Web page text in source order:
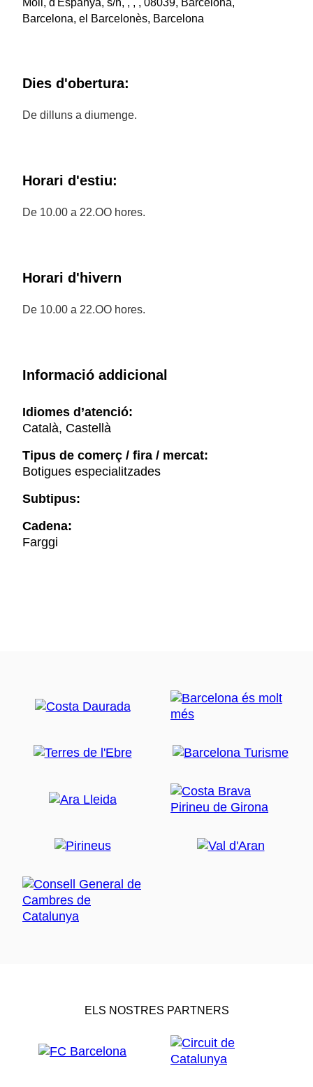
Moll, d'Espanya, s/n, , , , 08039, Barcelona,
Barcelona, el Barcelonès, Barcelona
Dies d'obertura:
De dilluns a diumenge.
Horari d'estiu:
De 10.00 a 22.OO hores.
Horari d'hivern
De 10.00 a 22.OO hores.
Informació addicional
Idiomes d’atenció:
Català, Castellà
Tipus de comerç / fira / mercat:
Botigues especialitzades
Subtipus:
Cadena:
Farggi
ELS NOSTRES PARTNERS